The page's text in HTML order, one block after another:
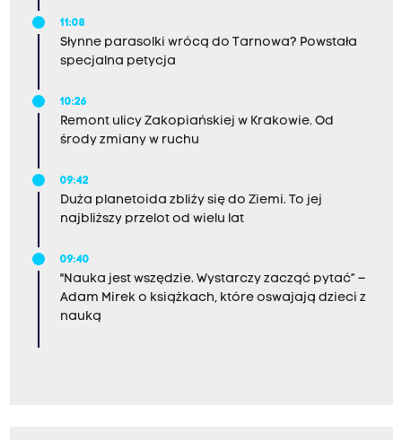
11:08
Słynne parasolki wrócą do Tarnowa? Powstała
specjalna petycja
10:26
Remont ulicy Zakopiańskiej w Krakowie. Od
środy zmiany w ruchu
09:42
Duża planetoida zbliży się do Ziemi. To jej
najbliższy przelot od wielu lat
09:40
"Nauka jest wszędzie. Wystarczy zacząć pytać” –
Adam Mirek o książkach, które oswajają dzieci z
nauką